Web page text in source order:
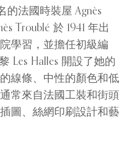
的法國時裝屋 Agnès
Troublé 於 1941 年出
學習，並擔任初級編
Les Halles 開設了她的
線條、中性的顏色和低
常來自法國工裝和街頭
圖、絲網印刷設計和藝